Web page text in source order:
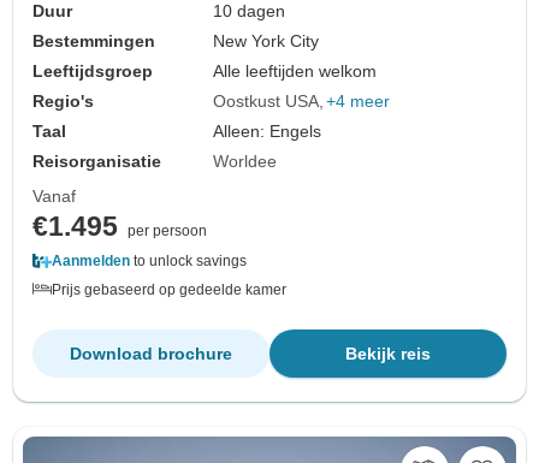
Duur
10 dagen
Bestemmingen
New York City
Leeftijdsgroep
Alle leeftijden welkom
Regio's
Oostkust USA +4 meer
Taal
Alleen: Engels
Reisorganisatie
Worldee
Vanaf
€1.495 per persoon
Aanmelden to unlock savings
Prijs gebaseerd op gedeelde kamer
Bekijk reis
Download brochure